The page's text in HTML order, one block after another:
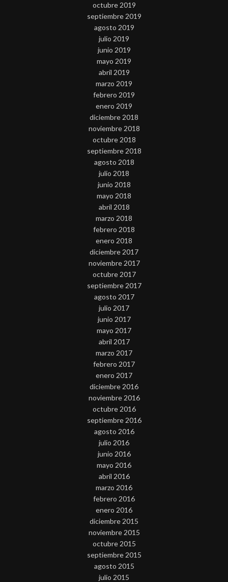
octubre 2019
septiembre 2019
agosto 2019
julio 2019
junio 2019
mayo 2019
abril 2019
marzo 2019
febrero 2019
enero 2019
diciembre 2018
noviembre 2018
octubre 2018
septiembre 2018
agosto 2018
julio 2018
junio 2018
mayo 2018
abril 2018
marzo 2018
febrero 2018
enero 2018
diciembre 2017
noviembre 2017
octubre 2017
septiembre 2017
agosto 2017
julio 2017
junio 2017
mayo 2017
abril 2017
marzo 2017
febrero 2017
enero 2017
diciembre 2016
noviembre 2016
octubre 2016
septiembre 2016
agosto 2016
julio 2016
junio 2016
mayo 2016
abril 2016
marzo 2016
febrero 2016
enero 2016
diciembre 2015
noviembre 2015
octubre 2015
septiembre 2015
agosto 2015
julio 2015